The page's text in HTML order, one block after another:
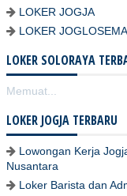
LOKER JOGJA
LOKER
LOKER SOLORAYA
Memuat...
LOKER JOGJA TERBARU
Lowongan Kerja
Nusantara
Loker Barista dan